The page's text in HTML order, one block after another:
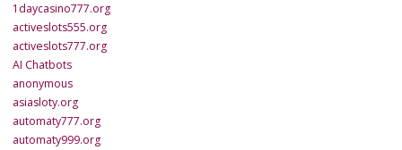
1daycasino777.org
activeslots555.org
activeslots777.org
AI Chatbots
anonymous
asiasloty.org
automaty777.org
automaty999.org